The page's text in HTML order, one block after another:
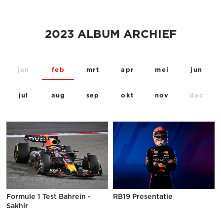
2023 ALBUM ARCHIEF
jan feb mrt apr mei jun
jul aug sep okt nov dec
Formule 1 Test Bahrein -
Sakhir
RB19 Presentatie